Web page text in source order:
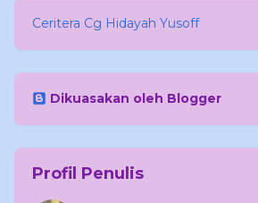
Ceritera Cg Hidayah Yusoff
Dikuasakan oleh Blogger
Profil Penulis